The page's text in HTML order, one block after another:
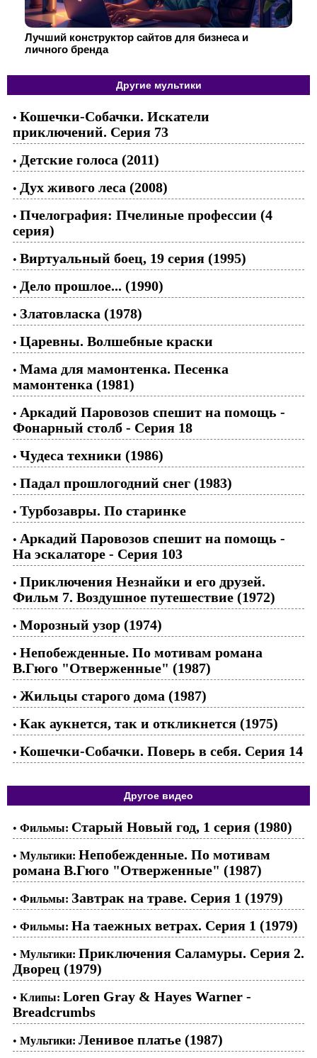
Лучший конструктор сайтов для бизнеса и
личного бренда
Другие мультики
• Кошечки-Собачки. Искатели
приключений. Серия 73
• Детские голоса (2011)
• Дух живого леса (2008)
• Пчелография: Пчелиные профессии (4
серия)
• Виртуальный боец, 19 серия (1995)
• Дело прошлое... (1990)
• Златовласка (1978)
• Царевны. Волшебные краски
• Мама для мамонтенка. Песенка
мамонтенка (1981)
• Аркадий Паровозов спешит на помощь -
Фонарный столб - Серия 18
• Чудеса техники (1986)
• Падал прошлогодний снег (1983)
• Турбозавры. По старинке
• Аркадий Паровозов спешит на помощь -
На эскалаторе - Серия 103
• Приключения Незнайки и его друзей.
Фильм 7. Воздушное путешествие (1972)
• Морозный узор (1974)
• Непобежденные. По мотивам романа
В.Гюго "Отверженные" (1987)
• Жильцы старого дома (1987)
• Как аукнется, так и откликнется (1975)
• Кошечки-Собачки. Поверь в себя. Серия 14
Другое видео
• Фильмы: Старый Новый год, 1 серия (1980)
• Мультики: Непобежденные. По мотивам
романа В.Гюго "Отверженные" (1987)
• Фильмы: Завтрак на траве. Серия 1 (1979)
• Фильмы: На таежных ветрах. Серия 1 (1979)
• Мультики: Приключения Саламуры. Серия 2.
Дворец (1979)
• Клипы: Loren Gray & Hayes Warner -
Breadcrumbs
• Мультики: Ленивое платье (1987)